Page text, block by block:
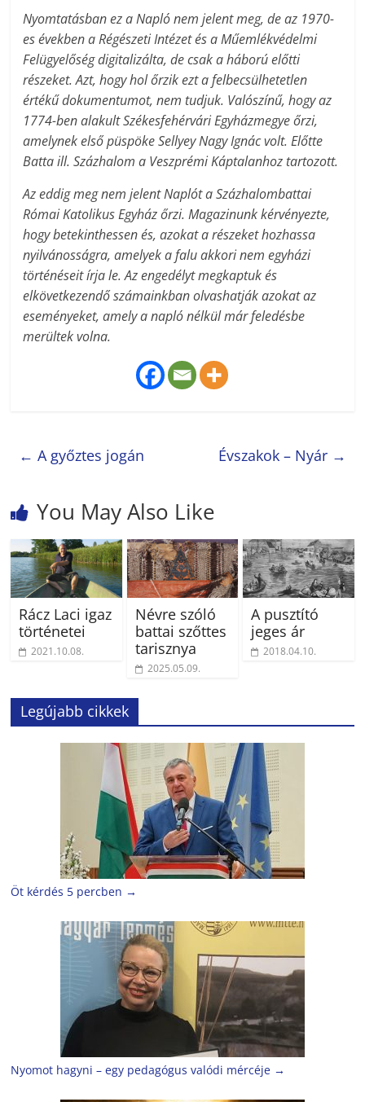
Nyomtatásban ez a Napló nem jelent meg, de az 1970-
es években a Régészeti Intézet és a Műemlékvédelmi
Felügyelőség digitalizálta, de csak a háború előtti
részeket. Azt, hogy hol őrzik ezt a felbecsülhetetlen
értékű dokumentumot, nem tudjuk. Valószínű, hogy az
1774-ben alakult Székesfehérvári Egyházmegye őrzi,
amelynek első püspöke Sellyey Nagy Ignác volt. Előtte
Batta ill. Százhalom a Veszprémi Káptalanhoz tartozott.
Az eddig meg nem jelent Naplót a Százhalombattai
Római Katolikus Egyház őrzi. Magazinunk kérvényezte,
hogy betekinthessen és, azokat a részeket hozhassa
nyilvánosságra, amelyek a falu akkori nem egyházi
történéseit írja le. Az engedélyt megkaptuk és
elkövetkezendő számainkban olvashatják azokat az
eseményeket, amely a napló nélkül már feledésbe
merültek volna.
← A győztes jogán Évszakok – Nyár →
You May Also Like
Rácz Laci igaz
történetei
2021.10.08.
Névre szóló
battai szőttes
tarisznya
2025.05.09.
A pusztító
jeges ár
2018.04.10.
Legújabb cikkek
Öt kérdés 5 percben →
Nyomot hagyni – egy pedagógus valódi mércéje →